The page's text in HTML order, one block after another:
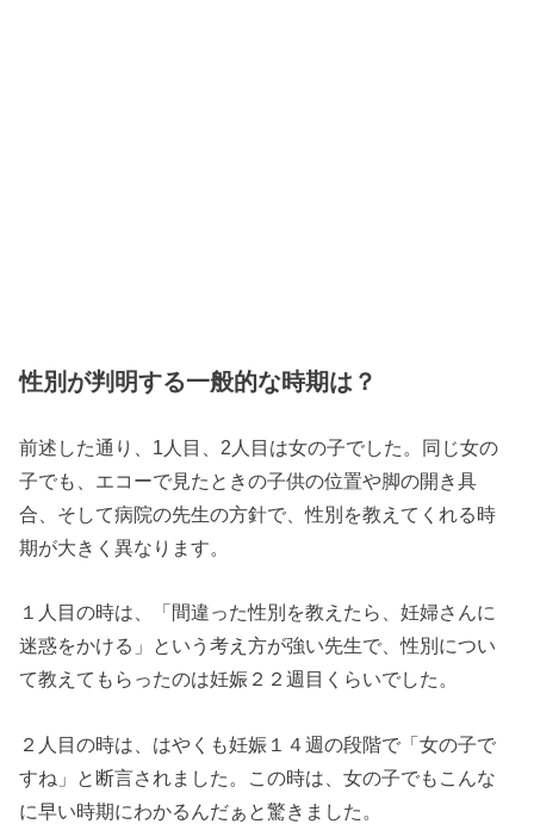
性別が判明する一般的な時期は？
前述した通り、1人目、2人目は女の子でした。同じ女の
子でも、エコーで見たときの子供の位置や脚の開き具
合、そして病院の先生の方針で、性別を教えてくれる時
期が大きく異なります。
１人目の時は、「間違った性別を教えたら、妊婦さんに
迷惑をかける」という考え方が強い先生で、性別につい
て教えてもらったのは妊娠２２週目くらいでした。
２人目の時は、はやくも妊娠１４週の段階で「女の子で
すね」と断言されました。この時は、女の子でもこんな
に早い時期にわかるんだぁと驚きました。